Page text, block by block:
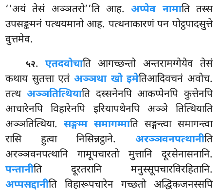
‘‘अयं तेसं अञ्ञतरो’’ति आह.अप्पेव नामाति तस्स
उपसङ्कमनं पत्थयमानो आह. पत्थनाकारणं पन पोट्ठपादसुत्ते
वुत्तमेव.
५२.एतदवोचाति आगच्छन्तो अन्तरामग्गेयेव तेसं
कथाय सुतत्ता एतं अञ्ञथा खो इमेतिआदिवचनं अवोच.
तत्थ अञ्ञतित्थियाति दस्सनेनपि आकप्पेनपि कुत्तेनपि
आचारेनपि विहारेनपि इरियापथेनपि अञ्ञे तित्थियाति
अञ्ञतित्थिया.सङ्गम्म समागम्माति सङ्गन्त्वा समागन्त्वा
रासि हुत्वा निसिन्नट्ठाने. अरञ्ञवनपत्थानीति
अरञ्ञवनपत्थानि गामूपचारतो मुत्तानि दूरसेनासनानि.
पन्तानीति दूरतरानि मनुस्सूपचारविरहितानि.
अप्पसद्दानीति विहारूपचारेन गच्छतो अद्धिकजनस्सपि